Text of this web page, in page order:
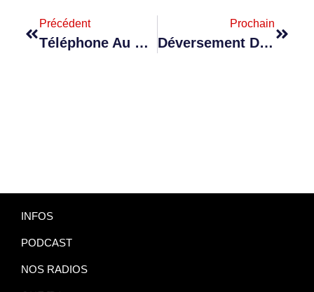
Précédent
Téléphone Au Volant : Les Mauriciens Divisés Face À La Mesure Du Kit Mains Libres
Prochain
Déversement D’eaux Usées : Un Silence Assourdissant Du Ministre De L’Environnement
INFOS
PODCAST
NOS RADIOS